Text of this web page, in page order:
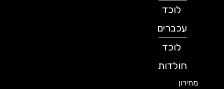
לוכד
עכברים
לוכד
חולדות
מחירון